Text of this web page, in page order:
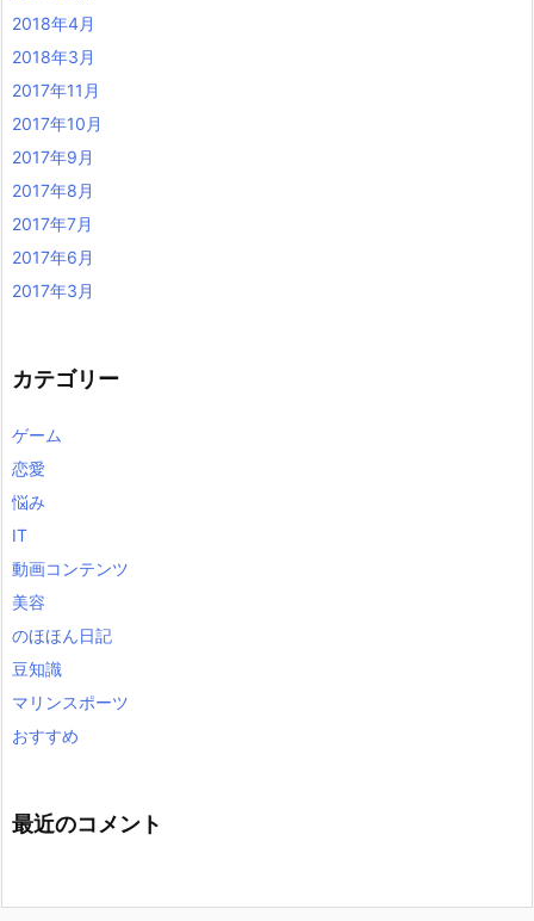
2018年4月
2018年3月
2017年11月
2017年10月
2017年9月
2017年8月
2017年7月
2017年6月
2017年3月
カテゴリー
ゲーム
恋愛
悩み
IT
動画コンテンツ
美容
のほほん日記
豆知識
マリンスポーツ
おすすめ
最近のコメント